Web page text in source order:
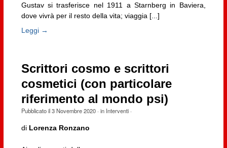
Gustav si trasferisce nel 1911 a Starnberg in Baviera,
dove vivrà per il resto della vita; viaggia [...]
Leggi →
Scrittori cosmo e scrittori
cosmetici (con particolare
riferimento al mondo psi)
Pubblicato il3 Novembre 2020· in Interventi·
di Lorenza Ronzano